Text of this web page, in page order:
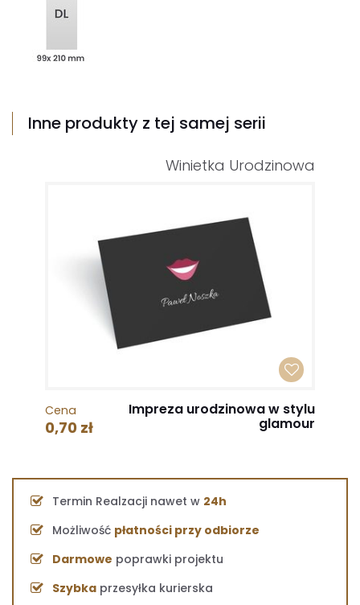
Inne produkty z tej samej serii
Winietka Urodzinowa
Cena
0,70 zł
Impreza urodzinowa w stylu
glamour
Termin Realzacji nawet w 24h
Możliwość płatności przy odbiorze
Darmowe poprawki projektu
Szybka przesyłka kurierska